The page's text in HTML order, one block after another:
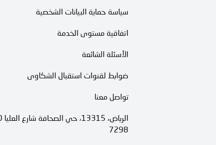
سياسة حماية البيانات الشخصية
اتفاقية مستوى الخدمة​
الأسئلة الشائعة
ضوابط لقنوات استقبال الشكاوى
تواصل معنا
7298